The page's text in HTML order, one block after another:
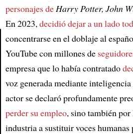
Article
personajes deHarry Potter, John
En 2023,decidió dejar a un lado
concentrarse en el doblaje al
YouTube con millones de
empresa que lo había contratado
voz generada mediante
actor se declaró profundamente
perder su empleo, sino también
industria a sustituir voces humanas